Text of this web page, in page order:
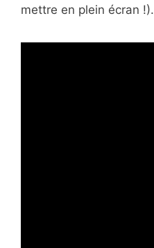
mettre en plein écran !).